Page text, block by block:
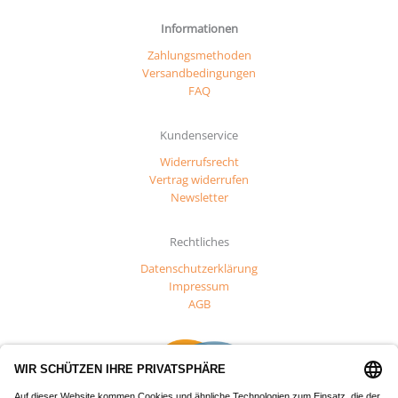
Informationen
Zahlungsmethoden
Versandbedingungen
FAQ
Kundenservice
Widerrufsrecht
Vertrag widerrufen
Newsletter
Rechtliches
Datenschutzerklärung
Impressum
AGB